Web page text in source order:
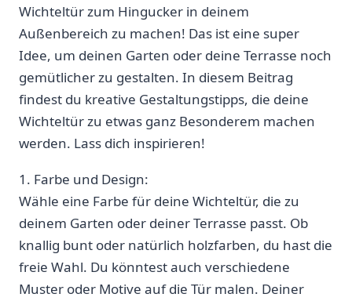
Wichteltür zum Hingucker‍ in deinem
Außenbereich zu machen! Das ist eine super
Idee, ‍um deinen Garten oder ​deine Terrasse ‍noch
gemütlicher zu ​gestalten. In diesem Beitrag
findest du kreative Gestaltungstipps, die deine
Wichteltür zu etwas ganz Besonderem machen
werden. Lass dich inspirieren!
1.‍ Farbe und Design:
Wähle‍ eine Farbe‌ für deine ⁣Wichteltür, die zu
deinem Garten oder deiner Terrasse passt. Ob
knallig ‌bunt⁤ oder natürlich holzfarben, du hast die
freie Wahl. Du könntest auch verschiedene
Muster oder Motive auf die Tür⁢ malen. Deiner